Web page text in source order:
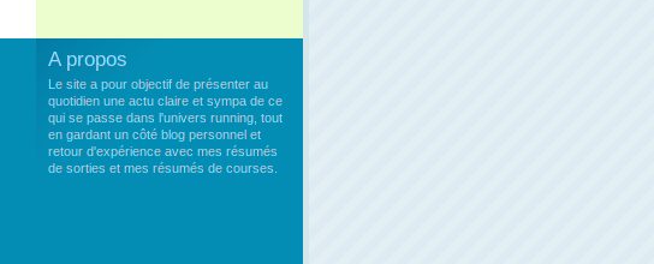
A propos
Le site a pour objectif de présenter au
quotidien une actu claire et sympa de ce
qui se passe dans l'univers running, tout
en gardant un côté blog personnel et
retour d'expérience avec mes résumés
de sorties et mes résumés de courses.